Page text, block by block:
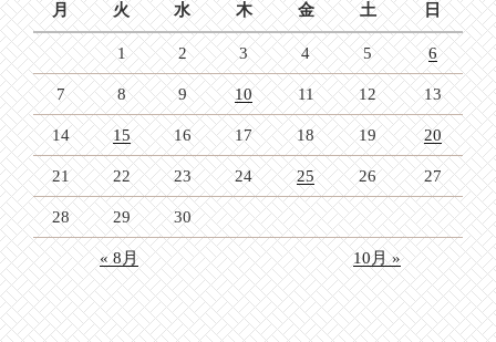
月
火 水 木 金 土 日
1 2 3 4 5 6
7 8 9 10 11 12 13
14 15 16 17 18 19 20
21 22 23 24 25 26 27
28 29 30
« 8月 10月 »